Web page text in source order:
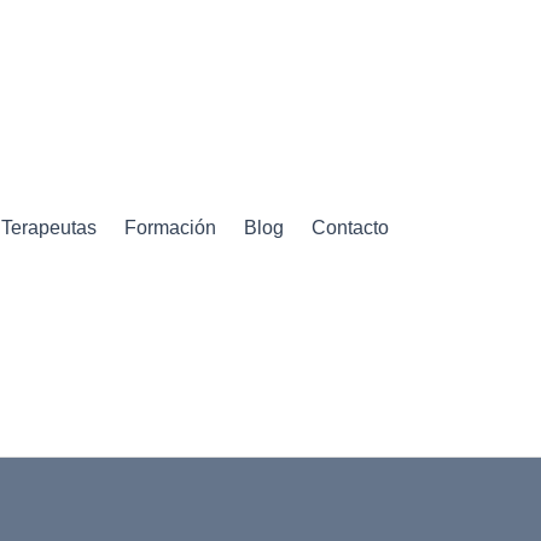
Terapeutas Formación Blog Contacto